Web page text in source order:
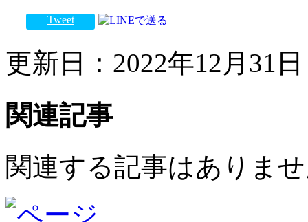
Tweet
更新日：2022年12月31
関連記事
関連する記事はありま